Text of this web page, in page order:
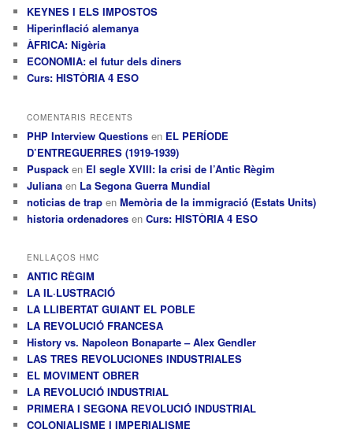
KEYNES I ELS IMPOSTOS
Hiperinflació alemanya
ÀFRICA: Nigèria
ECONOMIA: el futur dels diners
Curs: HISTÒRIA 4 ESO
COMENTARIS RECENTS
PHP Interview Questions en EL PERÍODE
D’ENTREGUERRES (1919-1939)
Puspack en El segle XVIII: la crisi de l’Antic Règim
Juliana en La Segona Guerra Mundial
noticias de trap enMemòria de la immigració (Estats Units)
historia ordenadores enCurs: HISTÒRIA 4 ESO
ENLLAÇOS HMC
ANTIC RÈGIM
LA IL·LUSTRACIÓ
LA LLIBERTAT GUIANT EL POBLE
LA REVOLUCIÓ FRANCESA
History vs. Napoleon Bonaparte – Alex Gendler
LAS TRES REVOLUCIONES INDUSTRIALES
EL MOVIMENT OBRER
LA REVOLUCIÓ INDUSTRIAL
PRIMERA I SEGONA REVOLUCIÓ INDUSTRIAL
COLONIALISME I IMPERIALISME